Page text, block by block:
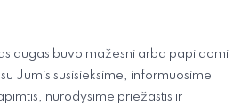
buvo mažesni arba papildomi
Jumis susisieksime, informuosime
nurodysime priežastis ir